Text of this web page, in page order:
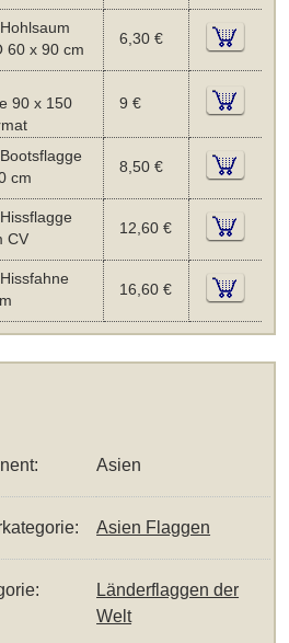
60 x 90 cm
6,30 €
90 x 150
9 €
cm
8,50 €
CV
12,60 €
16,60 €
Asien
Asien Flaggen
Länderflaggen der
Welt